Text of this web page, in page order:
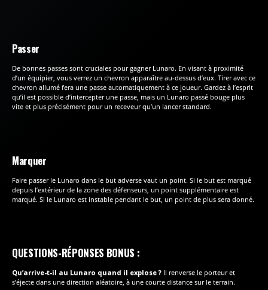
Passer
De bonnes passes sont cruciales pour gagner Lunaro. En visant à proximité
d’un équipier, vous verrez un chevron apparaître au-dessus d’eux. Tirer avec ce
chevron allumé fera une passe automatiquement à ce joueur. Gardez à l’esprit
qu’il est possible d’intercepter une passe, mais un Lunaro passé bouge plus
vite et plus précisément pour un receveur qu’un lancer standard.
Marquer
Faire passer le Lunaro dans le but adverse vaut un point. Si le but est marqué
depuis l’extérieur de la zone des défenseurs, un point supplémentaire est
marqué. Si le Lunaro est instable pendant le but, un point de plus sera donné.
QUESTIONS-RÉPONSES BONUS :
Qu’arrive-t-il au Lunaro quand il explose ? Il renverse le porteur et
s’éjecte dans une direction aléatoire, à une courte distance sur le terrain.